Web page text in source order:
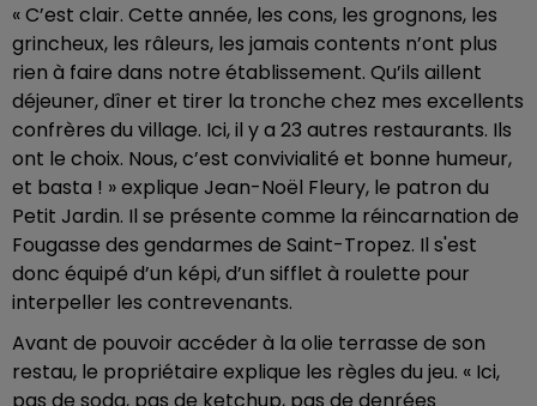
« C’est clair. Cette année, les cons, les grognons, les
grincheux, les râleurs, les jamais contents n’ont plus
rien à faire dans notre établissement. Qu’ils aillent
déjeuner, dîner et tirer la tronche chez mes excellents
confrères du village. Ici, il y a 23 autres restaurants. Ils
ont le choix. Nous, c’est convivialité et bonne humeur,
et basta ! » explique Jean-Noël Fleury, le patron du
Petit Jardin. Il se présente comme la réincarnation de
Fougasse des gendarmes de Saint-Tropez. Il s'est
donc équipé d’un képi, d’un sifflet à roulette pour
interpeller les contrevenants.
Avant de pouvoir accéder à la olie terrasse de son
restau, le propriétaire explique les règles du jeu. « Ici,